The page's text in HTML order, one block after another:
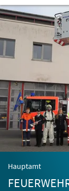
Hauptamt